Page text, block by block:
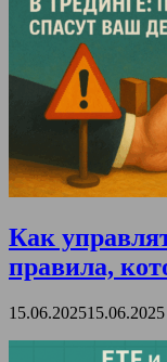
Как
правила,
15.06.202515.06.2025